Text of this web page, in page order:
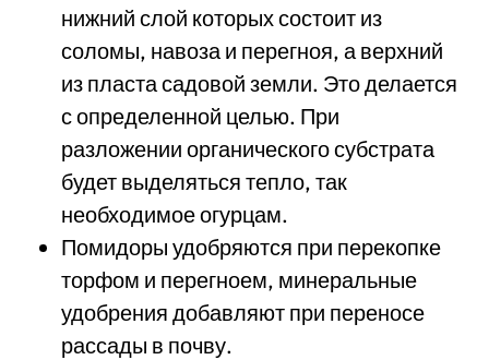
нижний слой которых состоит из
соломы, навоза и перегноя, а верхний
из пласта садовой земли. Это делается
с определенной целью. При
разложении органического субстрата
будет выделяться тепло, так
необходимое огурцам.
Помидоры удобряются при перекопке
торфом и перегноем, минеральные
удобрения добавляют при переносе
рассады в почву.